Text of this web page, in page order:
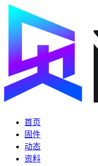
首页
固件
动态
资料